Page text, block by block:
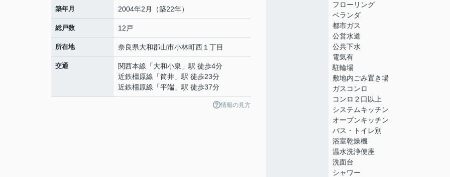
築年月 2004年2月（築22年）
総戸数 12戸
所在地 奈良県大和郡山市小林町西 １丁目
交通 関西本線 「大和小泉 」駅 徒歩4分
近鉄橿原線 「筒井 」駅 徒歩23分
近鉄橿原線 「平端 」駅 徒歩37分
情報の見方
フローリング
ベランダ
都市ガス
公営水道
公共下水
電気有
駐輪場
敷地内ごみ置き場
ガスコンロ
コンロ２口以上
システムキッチン
オープンキッチン
バス・トイレ別
浴室乾燥機
温水洗浄便座
洗面台
シャワー